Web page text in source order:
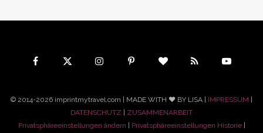
© 2014-2026 imprintmytravel.com | MADE WITH ♥ BY LISA | IMPRESSUM |
DATENSCHUTZ | ZUSAMMENARBEIT
Privatsphäreeinstellungen ändern | Privatsphäreeinstellungen Historie|